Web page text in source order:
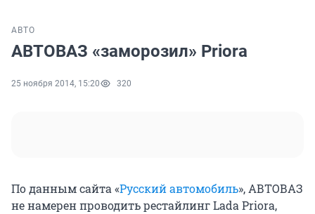
АВТО
АВТОВАЗ «заморозил» Priora
25 ноября 2014, 15:20 320
По данным сайта «Русский автомобиль», АВТОВАЗ
не намерен проводить рестайлинг Lada Priora,